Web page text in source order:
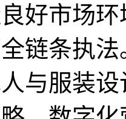
市场环
链条执
与服装